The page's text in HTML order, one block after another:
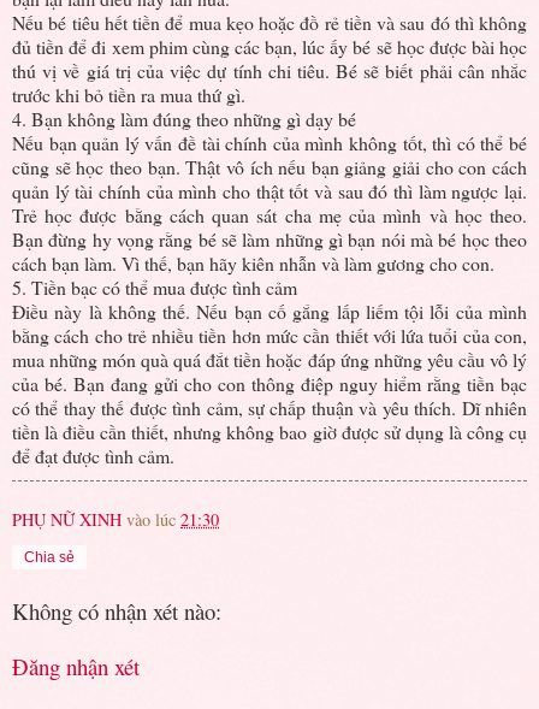
Nếu bé tiêu hết tiền để mua kẹo hoặc đồ rẻ tiền và sau đó thì không
đủ tiền để đi xem phim cùng các bạn, lúc ấy bé sẽ học được bài học
thú vị về giá trị của việc dự tính chi tiêu. Bé sẽ biết phải cân nhắc
trước khi bỏ tiền ra mua thứ gì.
4. Bạn không làm đúng theo những gì dạy bé
Nếu bạn quản lý vấn đề tài chính của mình không tốt, thì có thể bé
cũng sẽ học theo bạn. Thật vô ích nếu bạn giảng giải cho con cách
quản lý tài chính của mình cho thật tốt và sau đó thì làm ngược lại.
Trẻ học được bằng cách quan sát cha mẹ của mình và học theo.
Bạn đừng hy vọng rằng bé sẽ làm những gì bạn nói mà bé học theo
cách bạn làm. Vì thế, bạn hãy kiên nhẫn và làm gương cho con.
5. Tiền bạc có thể mua được tình cảm
Điều này là không thế. Nếu bạn cố gắng lấp liếm tội lỗi của mình
bằng cách cho trẻ nhiều tiền hơn mức cần thiết với lứa tuổi của con,
mua những món quà quá đắt tiền hoặc đáp ứng những yêu cầu vô lý
của bé. Bạn đang gửi cho con thông điệp nguy hiểm rằng tiền bạc
có thể thay thế được tình cảm, sự chấp thuận và yêu thích. Dĩ nhiên
tiền là điều cần thiết, nhưng không bao giờ được sử dụng là công cụ
để đạt được tình cảm.
PHỤ NỮ XINH vào lúc 21:30
Chia sẻ
Không có nhận xét nào:
Đăng nhận xét